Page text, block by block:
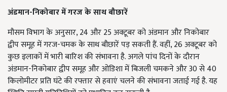
अंडमान-निकोबार में गरज के साथ बौछारें
मौसम विभाग के अनुसार, 24 और 25 अक्टूबर को अंडमान और निकोबार
द्वीप समूह में गरज-चमक के साथ बौछारें पड़ सकती हैं. वहीं, 26 अक्टूबर को
कुछ इलाकों में भारी बारिश की संभावना है. अगले पांच दिनों के दौरान
अंडमान-निकोबार द्वीप समूह और ओडिशा में बिजली चमकने और 30 से 40
किलोमीटर प्रति घंटे की रफ्तार से हवाएं चलने की संभावना जताई गई है. यह